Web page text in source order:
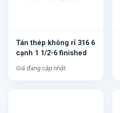
Tán thép không rỉ 316 6
cạnh 1 1/2-6 finished
Giá đang cập nhật